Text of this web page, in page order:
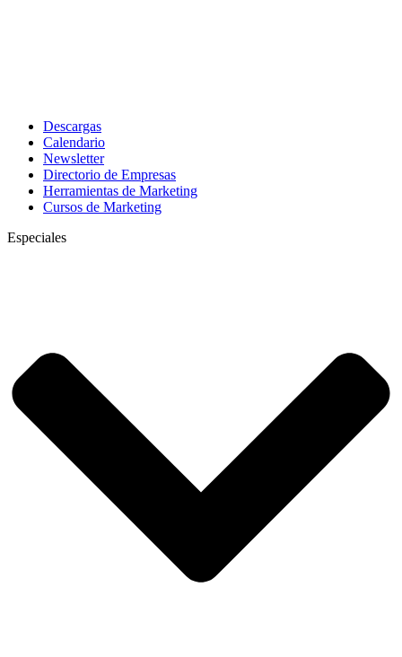
Descargas
Calendario
Newsletter
Directorio de Empresas
Herramientas de Marketing
Cursos de Marketing
Especiales